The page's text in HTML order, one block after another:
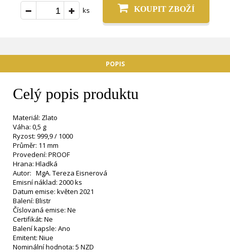
ks KOUPIT ZBOŽÍ
POPIS
Celý popis produktu
Materiál: Zlato
Váha: 0,5 g
Ryzost: 999,9 / 1000
Průměr: 11 mm
Provedení: PROOF
Hrana: Hladká
Autor: MgA. Tereza Eisnerová
Emisní náklad: 2000 ks
Datum emise: květen 2021
Balení: Blistr
Číslovaná emise: Ne
Certifikát: Ne
Balení kapsle: Ano
Emitent: Niue
Nominální hodnota: 5 NZD